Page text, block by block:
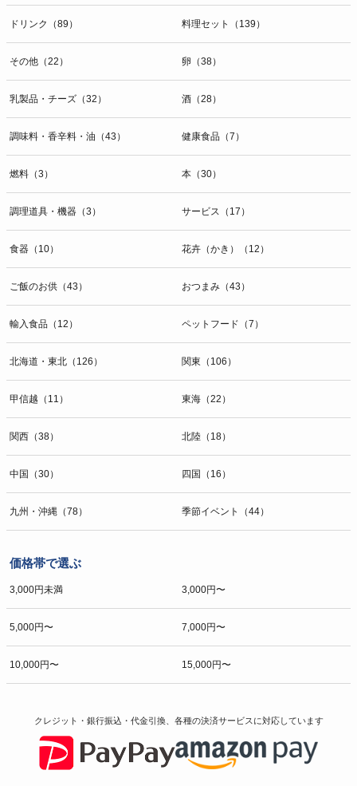
ドリンク（89） 料理セット（139）
その他（22） 卵（38）
乳製品・チーズ（32） 酒（28）
調味料・香辛料・油（43） 健康食品（7）
燃料（3） 本（30）
調理道具・機器（3） サービス（17）
食器（10） 花卉（かき）（12）
ご飯のお供（43） おつまみ（43）
輸入食品（12） ペットフード（7）
北海道・東北（126） 関東（106）
甲信越（11） 東海（22）
関西（38） 北陸（18）
中国（30） 四国（16）
九州・沖縄（78） 季節イベント（44）
価格帯で選ぶ
3,000円未満 3,000円〜
5,000円〜 7,000円〜
10,000円〜 15,000円〜
クレジット・銀行振込・代金引換、各種の決済サービスに対応しています